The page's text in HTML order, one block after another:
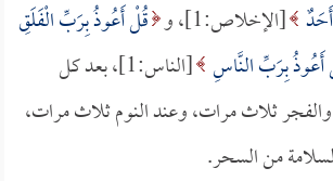
[الإخلاص:1]، و
قُلْ أَعُوذُ بِرَبِّ الْفَلَقِ
بِرَبِّ النَّاسِ
[الناس:1]، بعد كل
ثلاث مرات، وعند النوم ثلاث مرات،
من السحر.